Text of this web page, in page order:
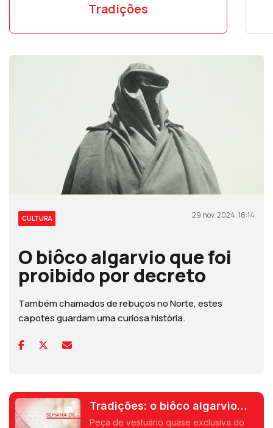
Tradições
CULTURA 29 nov, 2024, 16:14
O biôco algarvio que foi
proibido por decreto
Também chamados de rebuços no Norte, estes
capotes guardam uma curiosa história.
Tradições: o biôco algarvio
que foi proibído por decreto
Peça de vestuário quase exclusiva do